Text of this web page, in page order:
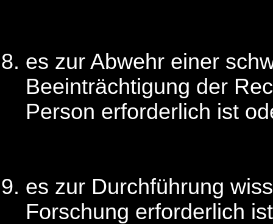
es zur Abwehr einer
Beeinträchtigung der
Person erforderlich ist
es zur Durchführung
Forschung erforderlich